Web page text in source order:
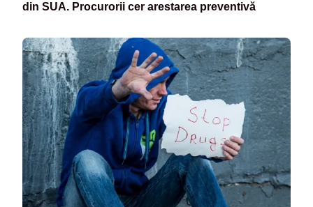
din SUA. Procurorii cer arestarea preventivă